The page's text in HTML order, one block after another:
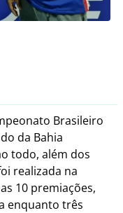
Brasileiro
da Bahia
todo, além dos
realizada na
10 premiações,
enquanto três